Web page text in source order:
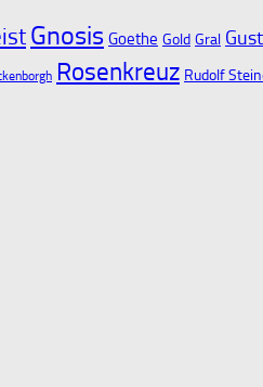
Gnosis Goethe Gold Gral
Rosenkreuz Rudolf